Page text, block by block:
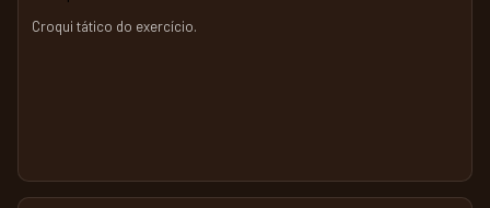
Croqui tático do exercício.